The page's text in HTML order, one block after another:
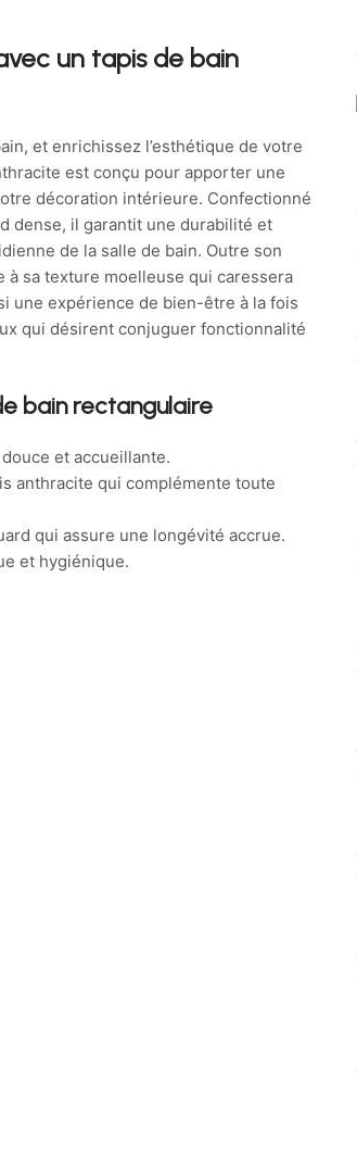
un tapis de bain
et enrichissez l’esthétique de votre
est conçu pour apporter une
décoration intérieure. Confectionné
dense, il garantit une durabilité et
de la salle de bain. Outre son
sa texture moelleuse qui caressera
une expérience de bien-être à la fois
qui désirent conjuguer fonctionnalité
bain rectangulaire
et accueillante.
anthracite qui complémente toute
qui assure une longévité accrue.
et hygiénique.